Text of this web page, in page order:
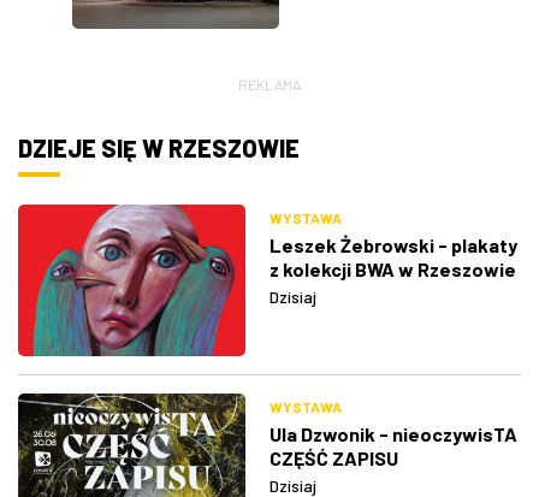
REKLAMA
DZIEJE SIĘ W RZESZOWIE
WYSTAWA
Leszek Żebrowski - plakaty
z kolekcji BWA w Rzeszowie
Dzisiaj
WYSTAWA
Ula Dzwonik - nieoczywisTA
CZĘŚĆ ZAPISU
Dzisiaj